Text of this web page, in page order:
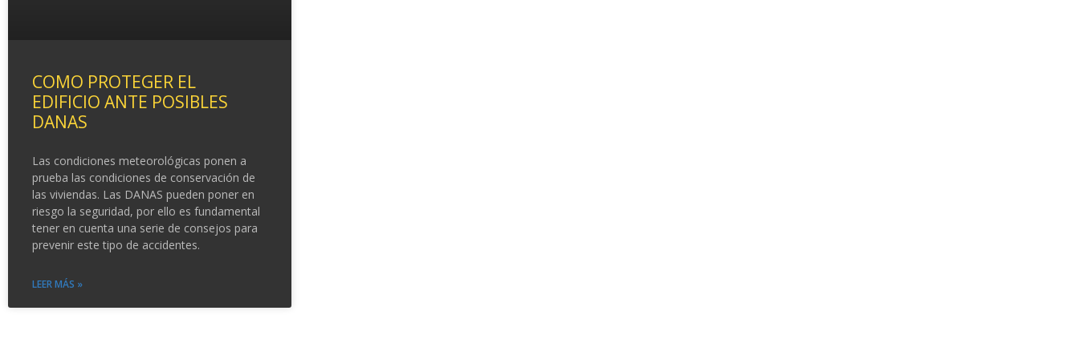
COMO PROTEGER EL
EDIFICIO ANTE POSIBLES
DANAS
Las condiciones meteorológicas ponen a
prueba las condiciones de conservación de
las viviendas. Las DANAS pueden poner en
riesgo la seguridad, por ello es fundamental
tener en cuenta una serie de consejos para
prevenir este tipo de accidentes.
LEER MÁS »